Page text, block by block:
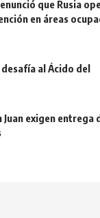
que Rusia
en áreas
al Ácido del
Juan exigen entrega